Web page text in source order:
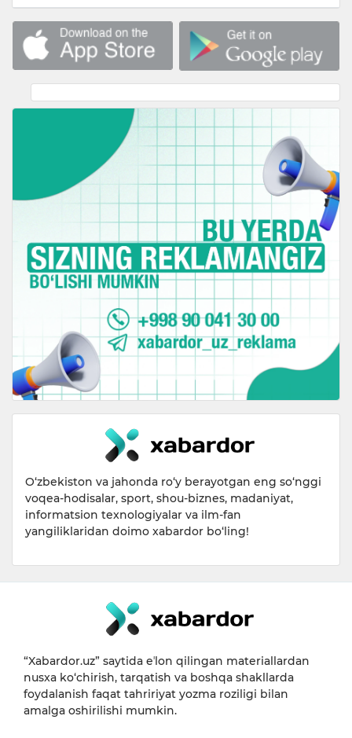
O‘zbekiston va jahonda ro‘y berayotgan eng so‘nggi
voqea-hodisalar, sport, shou-biznes, madaniyat,
informatsion texnologiyalar va ilm-fan
yangiliklaridan doimo xabardor bo‘ling!
“Xabardor.uz” saytida eʼlon qilingan materiallardan
nusxa ko‘chirish, tarqatish va boshqa shakllarda
foydalanish faqat tahririyat yozma roziligi bilan
amalga oshirilishi mumkin.